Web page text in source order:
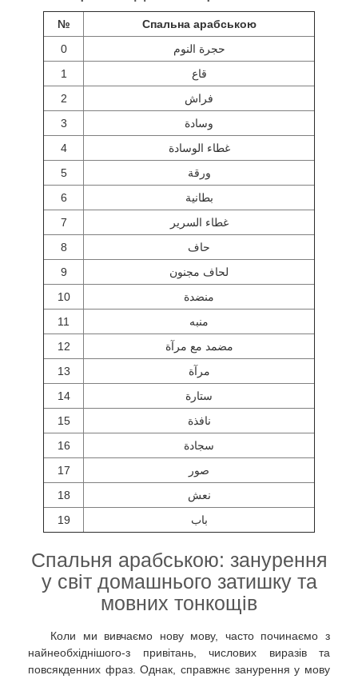
№
Спальна арабською
0
حجرة النوم
1
قاع
2
فراش
3
وسادة
4
غطاء الوسادة
5
ورقة
6
بطانية
7
غطاء السرير
8
حاف
9
لحاف مجنون
10
منضدة
11
منبه
12
مضمد مع مرآة
13
مرآة
14
ستارة
15
نافذة
16
سجادة
17
صور
18
نعش
19
باب
Спальня арабською: занурення
у світ домашнього затишку та
мовних тонкощів
Коли ми вивчаємо нову мову, часто починаємо з
найнеобхіднішого-з привітань, числових виразів та
повсякденних фраз. Однак, справжнє занурення у мову